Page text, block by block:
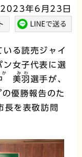
2023年6月23日
る読売ジャイ
ン女子代表に選
美羽
か みわ
選手が、
優勝報告のた
長を表敬訪問